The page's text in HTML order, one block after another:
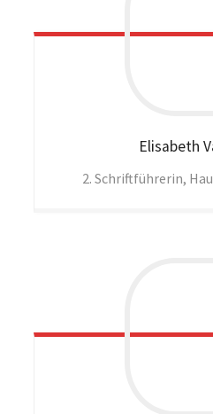
Elisabeth
2. Schriftführerin,